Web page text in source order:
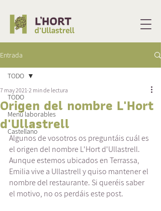
Entrada
TODO
Menú laborables
Castellano
TODO
Origen del nombre L'Hort
d'Ullastrell
7 may 2021 2 min de lectura
Algunos de vosotros os preguntáis cuál es
el origen del nombre L'Hort d'Ullastrell.
Aunque estemos ubicados en Terrassa,
Emilia vive a Ullastrell y quiso mantener el
nombre del restaurante. Si queréis saber
el motivo, no os perdáis este post.